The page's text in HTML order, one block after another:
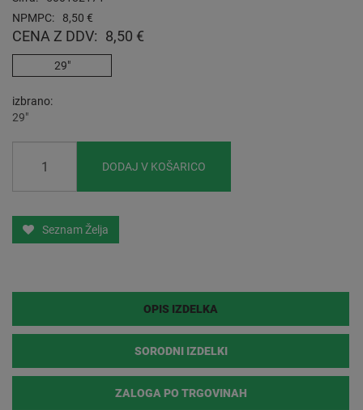
NPMPC:
8,50 €
CENA Z DDV: 8,50 €
29"
izbrano
29"
DODAJ V KOŠARICO
Seznam Želja
OPIS IZDELKA
SORODNI IZDELKI
ZALOGA PO TRGOVINAH